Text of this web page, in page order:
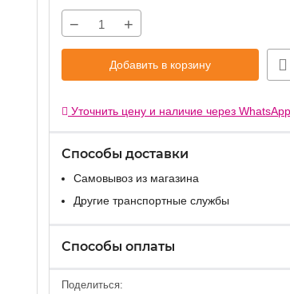
− +
Добавить в корзину
Уточнить цену и наличие через WhatsApp
Способы доставки
Самовывоз из магазина
Другие транспортные службы
Способы оплаты
Поделиться: